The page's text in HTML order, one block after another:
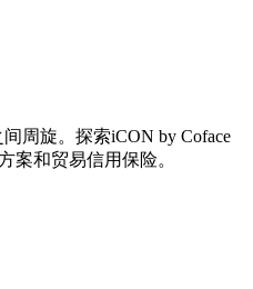
周旋。探索iCON by Coface
案和贸易信用保险。